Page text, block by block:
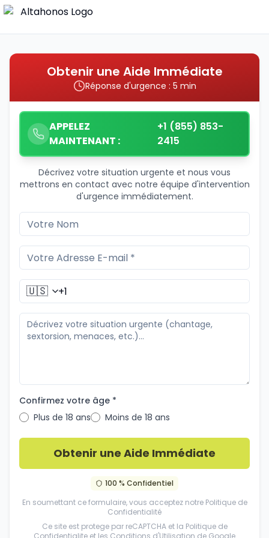
Obtenir une Aide Immédiate
Réponse d'urgence : 5 min
APPELEZ
MAINTENANT :
+1 (855) 853-
2415
Décrivez votre situation urgente et nous vous
mettrons en contact avec notre équipe d'intervention
d'urgence immédiatement.
🇺🇸
Confirmez votre âge *
Plus de 18 ans
Moins de 18 ans
Obtenir une Aide Immédiate
100 % Confidentiel
En soumettant ce formulaire, vous acceptez notre Politique de
Confidentialité
Ce site est protege par reCAPTCHA et la Politique de
Confidentialite et les Conditions d'Utilisation de Google